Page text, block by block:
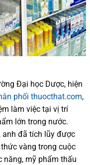
Đại học Dược, hiện
phối thuocthat.com,
làm việc tại vị trí
lớn trong nước.
anh đã tích lũy được
thức vàng trong cuộc
năng, mỹ phẩm thấu